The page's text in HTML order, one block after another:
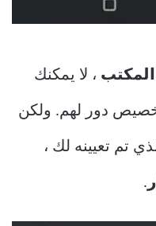
، لا يمكنك
دور لهم. ولكن
تم تعيينه لك ،
.